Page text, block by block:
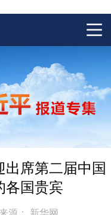
席第二届中国
各国贵宾
来源： 新华网